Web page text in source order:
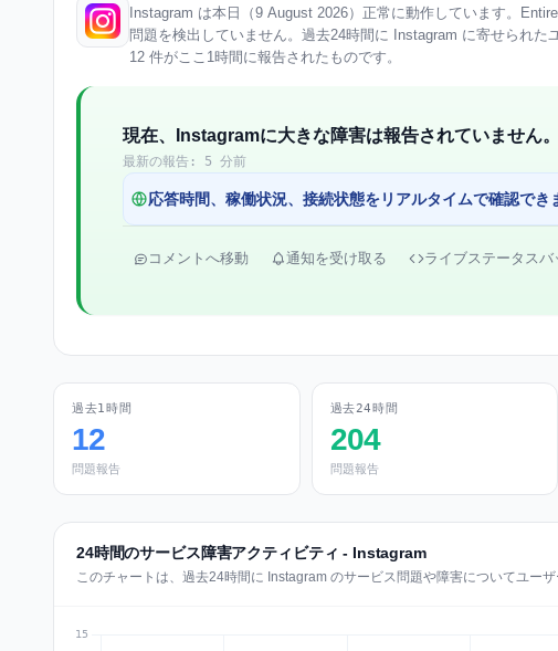
Instagram は本日（9 August 2026）正常に動作しています。
問題を検出していません。過去24時間に Instagram に寄せられた
12 件がここ1時間に報告されたものです。
現在、Instagramに大きな障害は報告されていません。
最新の報告: 5 分前
応答時間、稼働状況、接続状態をリアルタイムで確認でき
コメントへ移動 通知を受け取る ライブステータス
過去1時間
12
問題報告
過去24時間
204
問題報告
24時間のサービス障害アクティビティ - Instagram
このチャートは、過去24時間に Instagram のサービス問題や障害についてユー